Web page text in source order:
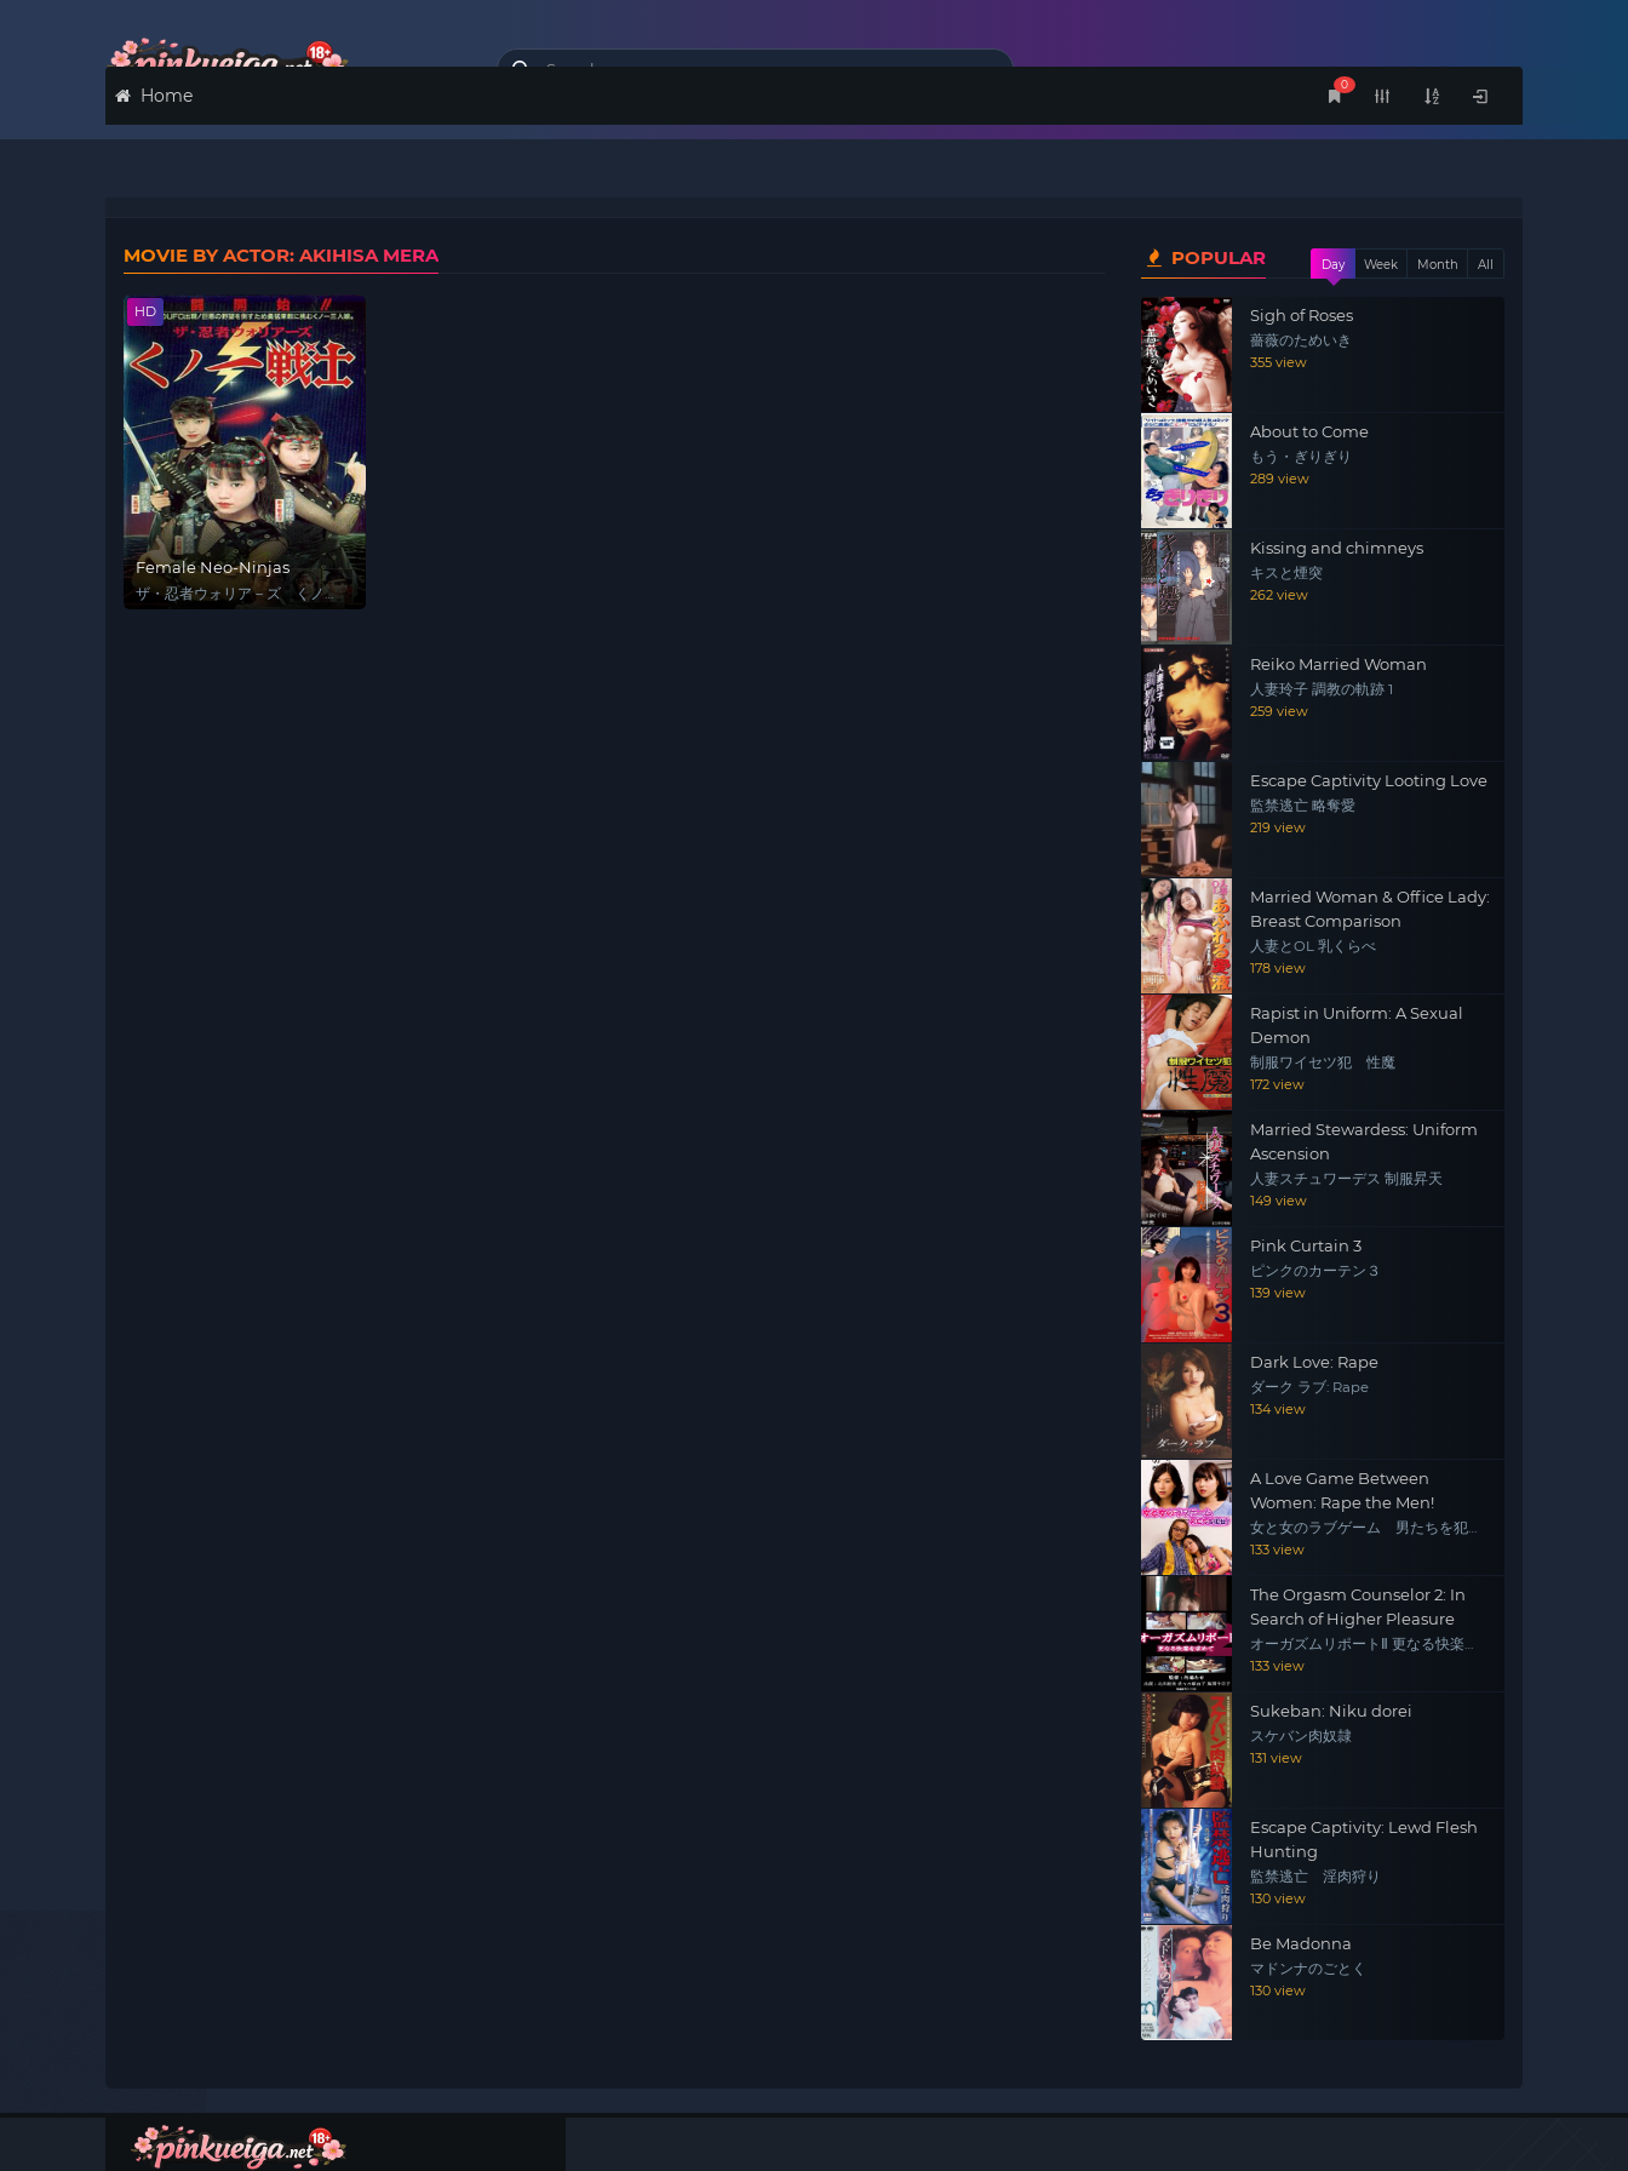
0
Home
MOVIE BY ACTOR: AKIHISA MERA
HD
Female Neo-Ninjas
ザ・忍者ウォリア－ズ くノ一
POPULAR Day Week Month All
Sigh of Roses
薔薇のためいき
355 view
About to Come
もう・ぎりぎり
289 view
Kissing and chimneys
キスと煙突
262 view
Reiko Married Woman
人妻玲子 調教の軌跡 1
259 view
Escape Captivity Looting Love
監禁逃亡 略奪愛
219 view
Married Woman & Office Lady:
Breast Comparison
人妻とOL 乳くらべ
178 view
Rapist in Uniform: A Sexual
Demon
制服ワイセツ犯 性魔
172 view
Married Stewardess: Uniform
Ascension
人妻スチュワーデス 制服昇天
149 view
Pink Curtain 3
ピンクのカーテン３
139 view
Dark Love: Rape
ダーク ラブ: Rape
134 view
A Love Game Between
Women: Rape the Men!
女と女のラブゲーム 男たちを犯
せ！
133 view
The Orgasm Counselor 2: In
Search of Higher Pleasure
オーガズムリポートⅡ 更なる快楽を
求めて
133 view
Sukeban: Niku dorei
スケバン肉奴隷
131 view
Escape Captivity: Lewd Flesh
Hunting
監禁逃亡 淫肉狩り
130 view
Be Madonna
マドンナのごとく
130 view